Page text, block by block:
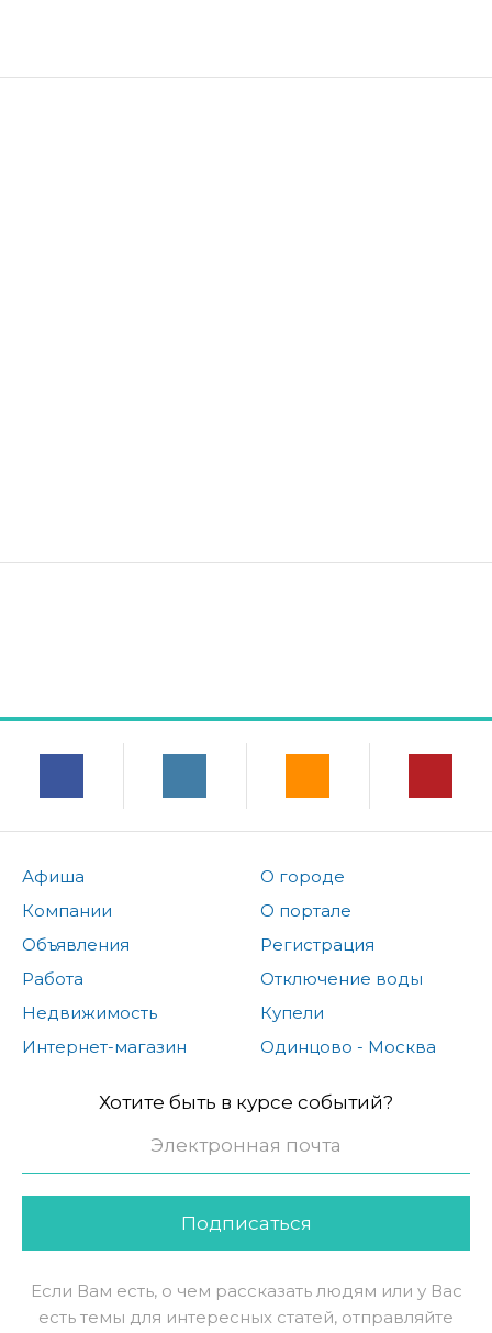
Афиша
Компании
Объявления
Работа
Недвижимость
Интернет-магазин
О городе
О портале
Регистрация
Отключение воды
Купели
Одинцово - Москва
Хотите быть в курсе событий?
Подписаться
Если Вам есть, о чем рассказать людям или у Вас
есть темы для интересных статей, отправляйте